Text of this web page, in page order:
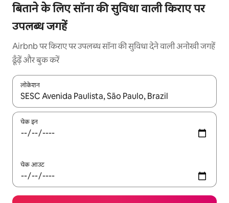
बिताने के लिए सॉना की सुविधा वाली किराए पर
उपलब्ध जगहें
Airbnb पर किराए पर उपलब्ध सॉना की सुविधा देने वाली अनोखी जगहें
ढूँढ़ें और बुक करें
लोकेशन
नतीजों के उपलब्ध होने पर, अप और डाउन 'ऐरो की' का इस्तेमाल करके नेविगेट
चेक इन
चेक आउट